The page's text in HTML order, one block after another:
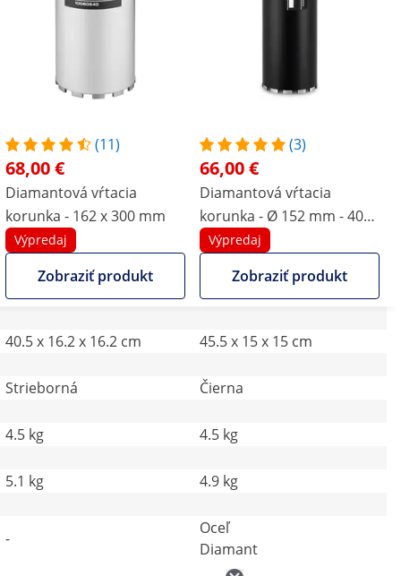
(11)
68,00 €
Diamantová vŕtacia
korunka - 162 x 300 mm
Výpredaj
Zobraziť produkt
(3)
66,00 €
Diamantová vŕtacia
korunka - Ø 152 mm - 400
mm
Výpredaj
Zobraziť produkt
40.5 x 16.2 x 16.2 cm 45.5 x 15 x 15 cm
Strieborná Čierna
4.5 kg 4.5 kg
5.1 kg 4.9 kg
-
Oceľ
Diamant